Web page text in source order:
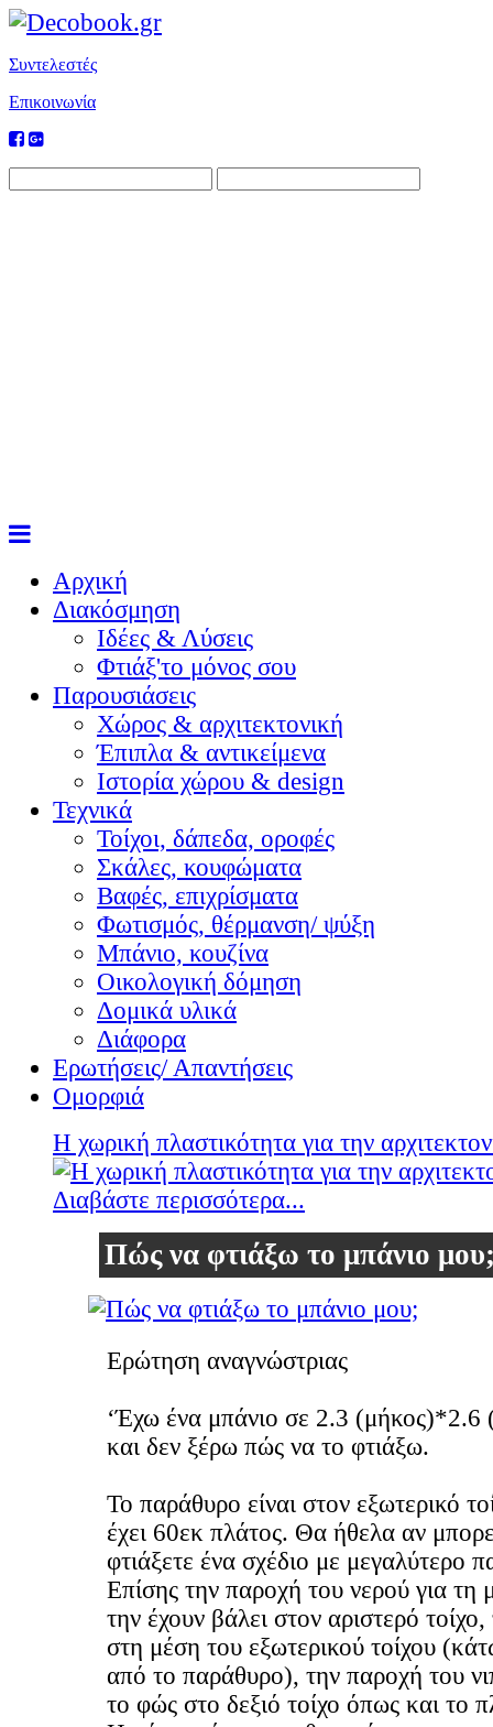
Συντελεστές
Επικοινωνία
Αρχική
Διακόσμηση
Ιδέες & Λύσεις
Φτιάξ'το μόνος σου
Παρουσιάσεις
Χώρος & αρχιτεκτονική
Έπιπλα & αντικείμενα
Ιστορία χώρου & design
Τεχνικά
Τοίχοι, δάπεδα, οροφές
Σκάλες, κουφώματα
Βαφές, επιχρίσματα
Φωτισμός, θέρμανση/ ψύξη
Μπάνιο, κουζίνα
Οικολογική δόμηση
Δομικά υλικά
Διάφορα
Ερωτήσεις/ Απαντήσεις
Ομορφιά
Η χωρική πλαστικότητα για την
Διαβάστε περισσότερα...
Πώς να φτιάξω το μπάνιο
Ερώτηση αναγνώστριας
‘Έχω ένα μπάνιο σε 2.3 (μήκος)*2.6
και δεν ξέρω πώς να το φτιάξω.
Το παράθυρο είναι στον εξωτερικό
έχει 60εκ πλάτος. Θα ήθελα αν
φτιάξετε ένα σχέδιο με μεγαλύτερο
Επίσης την παροχή του νερού για τη
την έχουν βάλει στον αριστερό
στη μέση του εξωτερικού τοίχου
από το παράθυρο), την παροχή του
το φώς στο δεξιό τοίχο όπως και το